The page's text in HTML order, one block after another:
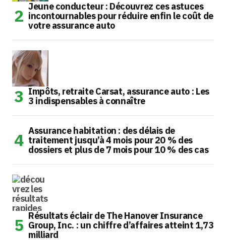
Jeune conducteur : Découvrez ces astuces
incontournables pour réduire enfin le coût de
votre assurance auto
Impôts, retraite Carsat, assurance auto : Les
3 indispensables à connaître
Assurance habitation : des délais de
traitement jusqu’à 4 mois pour 20 % des
dossiers et plus de 7 mois pour 10 % des cas
Résultats éclair de The Hanover Insurance
Group, Inc. : un chiffre d’affaires atteint 1,73
milliard